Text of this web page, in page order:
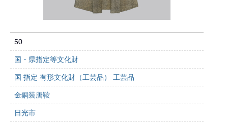
50
国・県指定等文化財
国 指定 有形文化財（工芸品） 工芸品
金銅装唐鞍
日光市